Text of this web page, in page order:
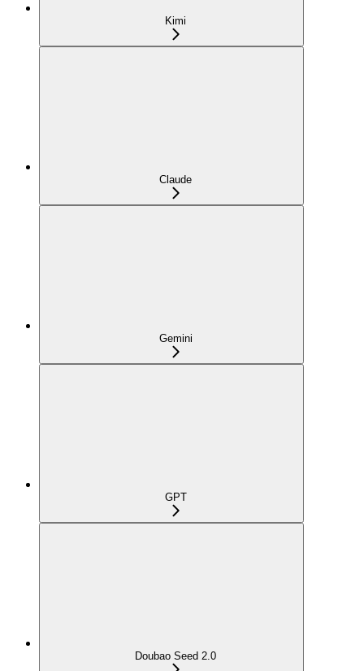
Kimi
Claude
Gemini
GPT
Doubao Seed 2.0